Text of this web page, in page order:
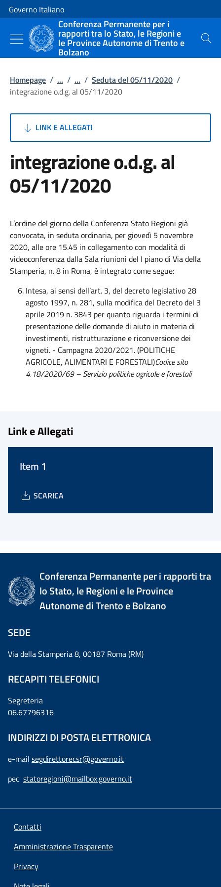
Vai al contenuto
Vai alla navigazione del sito
Governo Italiano
Conferenza Permanente per i
rapporti tra lo Stato, le Regioni e
le Province Autonome di Trento e
Bolzano
Cerca
Homepage / ... / ... / Seduta del 05/11/2020 /
integrazione o.d.g. al 05/11/2020
LINK E ALLEGATI
integrazione o.d.g. al
05/11/2020
L’ordine del giorno della Conferenza Stato Regioni già
convocata, in seduta ordinaria, per giovedì 5 novembre
2020, alle ore 15.45 in collegamento con modalità di
videoconferenza dalla Sala riunioni del I piano di Via della
Stamperia, n. 8 in Roma, è integrato come segue:
Intesa, ai sensi dell’art. 3, del decreto legislativo 28
agosto 1997, n. 281, sulla modifica del Decreto del 3
aprile 2019 n. 3843 per quanto riguarda i termini di
presentazione delle domande di aiuto in materia di
investimenti, ristrutturazione e riconversione dei
vigneti. - Campagna 2020/2021. (POLITICHE
AGRICOLE, ALIMENTARI E FORESTALI)Codice sito
4.18/2020/69 – Servizio politiche agricole e forestali
Link e Allegati
Item 1
SCARICA
Conferenza Permanente per i rapporti tra
lo Stato, le Regioni e le Province
Autonome di Trento e Bolzano
SEDE
Via della Stamperia 8, 00187 Roma (RM)
RECAPITI TELEFONICI
Segreteria
06.67796316
INDIRIZZI DI POSTA ELETTRONICA
e-mail segdirettorecsr@governo.it
pec statoregioni@mailbox.governo.it
Contatti
Amministrazione Trasparente
Privacy